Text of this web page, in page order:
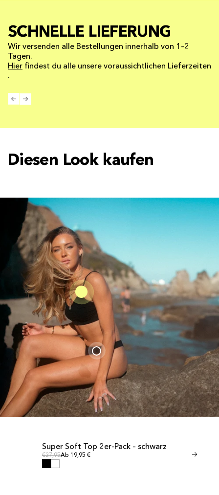
SCHNELLE LIEFERUNG
Wir versenden alle Bestellungen innerhalb von 1–2
Tagen.
Hier findest du alle unsere voraussichtlichen Lieferzeiten
.
Diesen Look kaufen
SCHLUSSVERKAUF
Super Soft Top 2er-Pack – schwarz
Normalpreis
€27,95Normalpreis
Ab 19,95 € Normalpreis
€24,95Ab